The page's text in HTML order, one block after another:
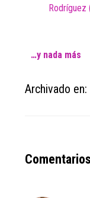
Rodríguez
…y nada más
Archivado en:
Reader
Comentarios